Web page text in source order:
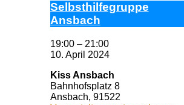
Selbst­hil­fe­grup­pe
Ans­bach
19:00 – 21:00
10. April 2024
Kiss Ansbach
Bahnhofsplatz 8
Ansbach, 91522